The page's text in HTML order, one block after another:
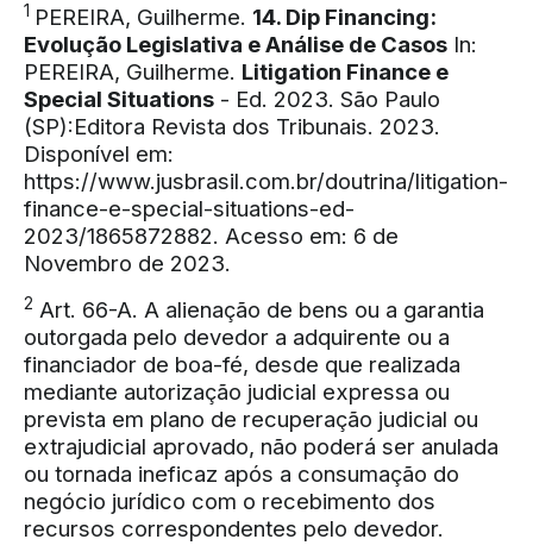
1 PEREIRA, Guilherme. 14. Dip Financing:
Evolução Legislativa e Análise de Casos In:
PEREIRA, Guilherme. Litigation Finance e
Special Situations - Ed. 2023. São Paulo
(SP):Editora Revista dos Tribunais. 2023.
Disponível em:
https://www.jusbrasil.com.br/doutrina/litigation-
finance-e-special-situations-ed-
2023/1865872882. Acesso em: 6 de
Novembro de 2023.
2 Art. 66-A. A alienação de bens ou a garantia
outorgada pelo devedor a adquirente ou a
financiador de boa-fé, desde que realizada
mediante autorização judicial expressa ou
prevista em plano de recuperação judicial ou
extrajudicial aprovado, não poderá ser anulada
ou tornada ineficaz após a consumação do
negócio jurídico com o recebimento dos
recursos correspondentes pelo devedor.